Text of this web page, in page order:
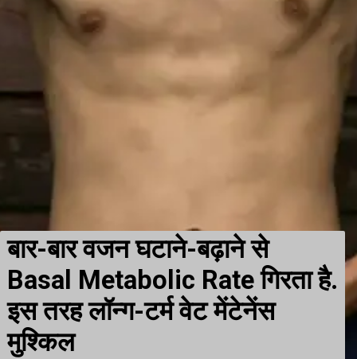
बार-बार वजन घटाने-बढ़ाने से
Basal Metabolic Rate गिरता है.
इस तरह लॉन्ग-टर्म वेट मेंटेनेंस
मुश्किल